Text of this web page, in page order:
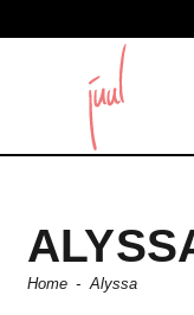
Home - Alyssa